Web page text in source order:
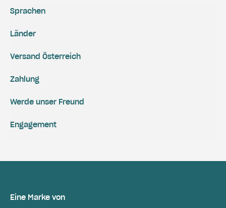
Versand Österreich
Zahlung
Engagement
Werde unser Freund
Sprachen
Länder
Eine Marke von